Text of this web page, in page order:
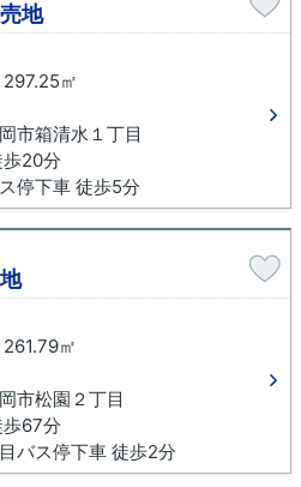
地
297.25㎡
市箱清水１丁目
20分
停下車 徒歩5分
261.79㎡
市松園２丁目
67分
バス停下車 徒歩2分